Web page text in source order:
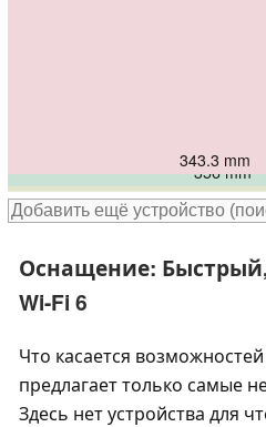
358.5 mm
357 mm
358 mm
356 mm
343.3 mm
Оснащение:
Wi-Fi 6
Что касается
предлагает только самые
Здесь нет устройства для